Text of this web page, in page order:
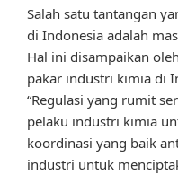
Salah satu tantangan
di Indonesia adalah
Hal ini disampaikan
pakar industri kimia di
“Regulasi yang rumit
pelaku industri kimia
koordinasi yang baik
industri untuk